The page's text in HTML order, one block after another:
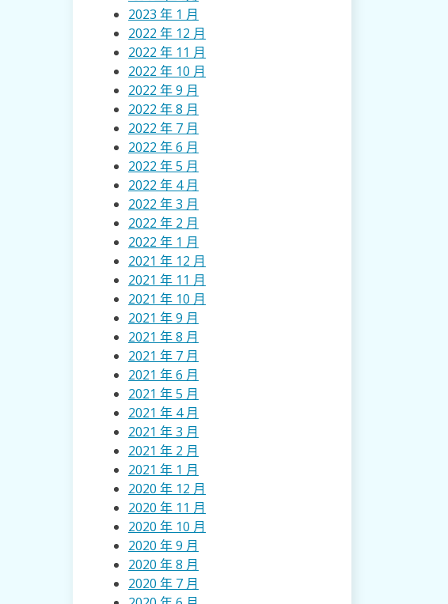
2023 年 1 月
2022 年 12 月
2022 年 11 月
2022 年 10 月
2022 年 9 月
2022 年 8 月
2022 年 7 月
2022 年 6 月
2022 年 5 月
2022 年 4 月
2022 年 3 月
2022 年 2 月
2022 年 1 月
2021 年 12 月
2021 年 11 月
2021 年 10 月
2021 年 9 月
2021 年 8 月
2021 年 7 月
2021 年 6 月
2021 年 5 月
2021 年 4 月
2021 年 3 月
2021 年 2 月
2021 年 1 月
2020 年 12 月
2020 年 11 月
2020 年 10 月
2020 年 9 月
2020 年 8 月
2020 年 7 月